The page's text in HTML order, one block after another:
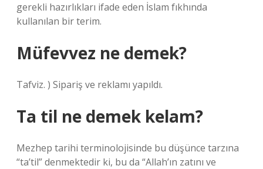
gerekli hazırlıkları ifade eden İslam fıkhında
kullanılan bir terim.
Müfevvez ne demek?
Tafviz. ) Sipariş ve reklamı yapıldı.
Ta til ne demek kelam?
Mezhep tarihi terminolojisinde bu düşünce tarzına
“ta’til” denmektedir ki, bu da “Allah’ın zatını ve